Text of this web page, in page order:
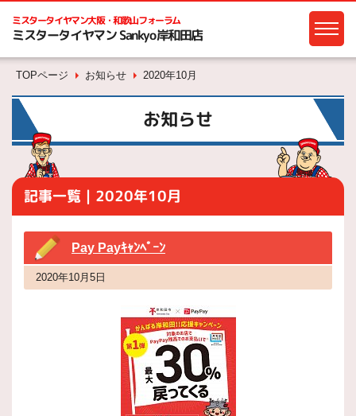
ミスタータイヤマン大阪・和歌山フォーラム
ミスタータイヤマン Sankyo岸和田店
TOPページ お知らせ 2020年10月
お知らせ
記事一覧｜2020年10月
Pay Payｷｬﾝﾍﾟｰﾝ
2020年10月5日